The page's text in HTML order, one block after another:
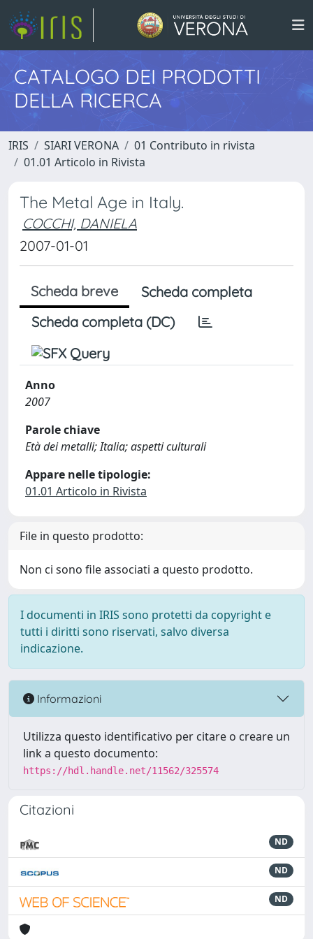
CATALOGO DEI PRODOTTI
DELLA RICERCA
IRIS SIARI VERONA
01 Contributo in rivista
01.01 Articolo in Rivista
The Metal Age in Italy.
COCCHI, DANIELA
2007-01-01
Scheda breve
Scheda completa
Scheda completa (DC)
Anno
2007
Parole chiave
Età dei metalli; Italia; aspetti culturali
Appare nelle tipologie:
01.01 Articolo in Rivista
File in questo prodotto:
Non ci sono file associati a questo prodotto.
I documenti in IRIS sono protetti da copyright e
tutti i diritti sono riservati, salvo diversa
indicazione.
Informazioni
Utilizza questo identificativo per citare o creare un
link a questo documento:
https://hdl.handle.net/11562/325574
Citazioni
ND
ND
ND